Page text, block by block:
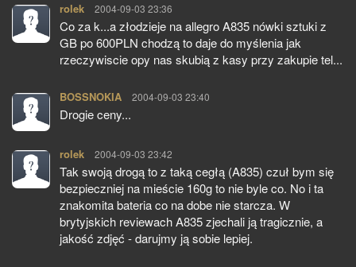
rolek pisze:
2004-09-03 23:36
Co za k...a złodzieje na allegro A835 nówki sztuki z
GB po 600PLN chodzą to daje do myślenia jak
rzeczywiscie opy nas skubią z kasy przy zakupie tel...
BOSSNOKIA pisze:
2004-09-03 23:40
Drogie ceny...
rolek pisze:
2004-09-03 23:42
Tak swoją drogą to z taką cegłą (A835) czuł bym się
bezpieczniej na mieście 160g to nie byle co. No i ta
znakomita bateria co na dobe nie starcza. W
brytyjskich reviewach A835 zjechali ją tragicznie, a
jakość zdjęć - darujmy ją sobie lepiej.